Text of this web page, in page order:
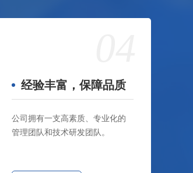
经验丰富，保障品质
公司拥有一支高素质、专业化的
管理团队和技术研发团队。